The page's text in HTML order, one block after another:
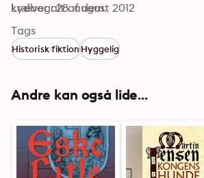
kræver alt af dem.
Lydbog: 28. august 2012
Tags
Historisk fiktionHyggelig
Andre kan også lide...